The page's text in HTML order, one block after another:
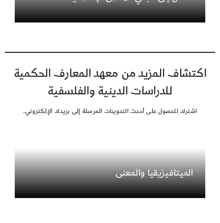
اكتشاف المزيد من معهد المعارف الحكمية
للدراسات الدينية والفلسفية
اشترك للحصول على أحدث التدوينات المرسلة إلى بريدك الإلكتروني.
الميتافيزيقيا والمعنى